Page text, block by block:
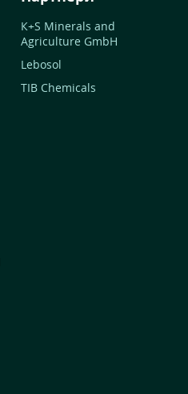
К+S Minerals and
Agriculture GmbH
Lebosol
TIB Chemicals